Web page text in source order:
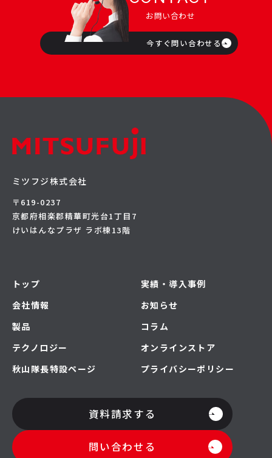
お問い合わせ
今すぐ問い合わせる
ミツフジ株式会社
〒619-0237
京都府相楽郡精華町光台1丁目7
けいはんなプラザ ラボ棟13階
トップ
会社情報
製品
テクノロジー
秋山隊長特設ページ
実績・導入事例
お知らせ
コラム
オンラインストア
プライバシーポリシー
資料請求する
問い合わせる